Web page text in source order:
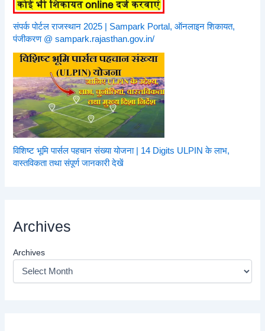
संपर्क पोर्टल राजस्थान 2025 | Sampark Portal, ऑनलाइन शिकायत,
पंजीकरण @ sampark.rajasthan.gov.in/
विशिष्ट भूमि पार्सल पहचान संख्या योजना | 14 Digits ULPIN के लाभ,
वास्तविकता तथा संपूर्ण जानकारी देखें
Archives
Archives